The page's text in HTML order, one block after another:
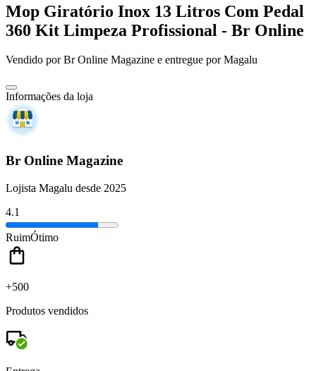
Mop Giratório Inox 13 Litros Com Pedal
360 Kit Limpeza Profissional - Br Online
Vendido porBr Online Magazine e entregue por Magalu
Informações da loja
Br Online Magazine
Lojista Magalu desde 2025
4.1
RuimÓtimo
+500
Produtos vendidos